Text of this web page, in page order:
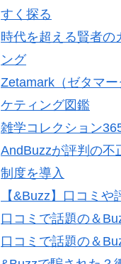
すく探る
時代を超える賢者の
ング
Zetamark（ゼタマ
ケティング図鑑
雑学コレクション
AndBuzzが評判の不
制度を導入
【&Buzz】口コミや
口コミで話題の＆
口コミで話題の＆